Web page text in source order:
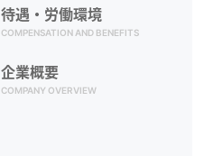
待遇・労働環境
COMPENSATION AND BENEFITS
企業概要
COMPANY OVERVIEW